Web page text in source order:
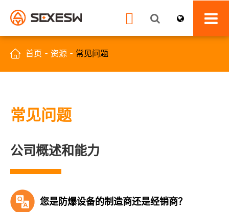

 首页 资源 常见问题
常见问题
公司概述和能力
您是防爆设备的制造商还是经销商？